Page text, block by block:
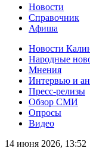
Новости
Справочник
Афиша
Новости
Народные
Мнения
Интервью и
Пресс-релизы
Обзор СМИ
Опросы
Видео
14 июня 2026, 13:52